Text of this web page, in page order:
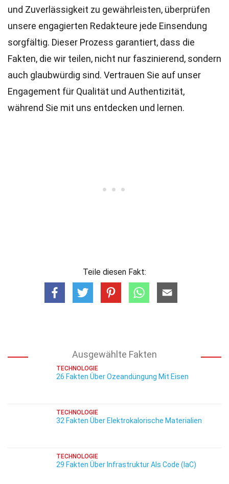
und Zuverlässigkeit zu gewährleisten, überprüfen
unsere engagierten Redakteure jede Einsendung
sorgfältig. Dieser Prozess garantiert, dass die
Fakten, die wir teilen, nicht nur faszinierend, sondern
auch glaubwürdig sind. Vertrauen Sie auf unser
Engagement für Qualität und Authentizität,
während Sie mit uns entdecken und lernen.
Teile diesen Fakt:
Ausgewählte Fakten
TECHNOLOGIE
26 Fakten Über Ozeandüngung Mit Eisen
TECHNOLOGIE
32 Fakten Über Elektrokalorische Materialien
TECHNOLOGIE
29 Fakten Über Infrastruktur Als Code (IaC)